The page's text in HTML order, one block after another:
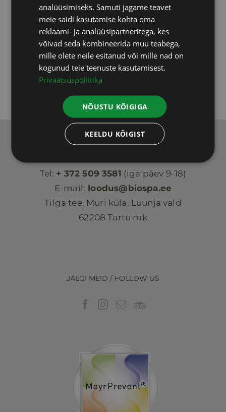
Testid, uuringud (9)
Varia (5)
Koolitused (3)
Tel: + 372 509 3581 (iga päev 9-18)
E-mail: loodus@biospa.ee
Tilga tee, Muri küla, Luunja vald
62208 Tartu mk
JÄLGI MEID / FOLLOW US
analüüsimiseks. Samuti jagame teavet
meie saidi kasutamise kohta oma
reklaami- ja analüüsipartneritega, kes
võivad seda kombineerida muu teabega,
mille olete neile esitanud või mille nad on
kogunud teie teenuste kasutamisest.
Privaatsuspoliitika
NÕUSTU KÕIGIGA
KEELDU KÕIGIST